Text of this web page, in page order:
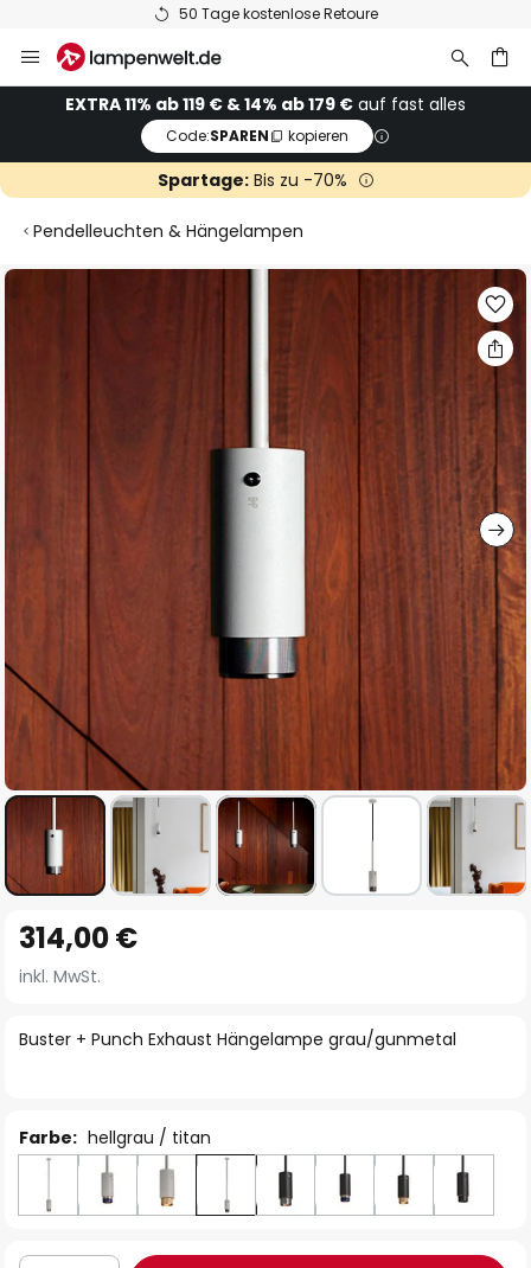
50 Tage kostenlose Retoure
Inhalt
springenEXTRA 11% ab 119 € & 14% ab 179 € auf fast alles
Code:SPAREN kopieren
Spartage:Bis zu -70%
Pendelleuchten & Hängelampen
Zum
Anfang
der
springen
Buster + Punch Exhaust Hängelampe grau/gunmetal
314,00 €
inkl. MwSt.
Farbe: hellgrau / titan